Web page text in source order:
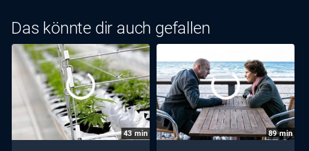
Das könnte dir auch gefallen
43min 89min